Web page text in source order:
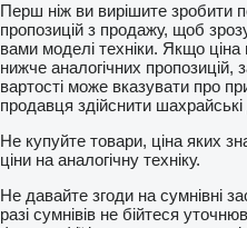
Перш ніж ви вирішите зробити
пропозицій з продажу, щоб
вами моделі техніки. Якщо ціна
нижче аналогічних пропозицій,
вартості може вказувати про
продавця здійснити шахрайські
Не купуйте товари, ціна яких
ціни на аналогічну техніку.
Не давайте згоди на сумнівні
разі сумнівів не бійтеся